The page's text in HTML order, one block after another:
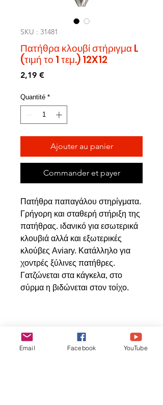
SKU : 31481
Πατήθρα κλουβί στήριγμα L
(τιμή το 1 τεμ.) 12X12
2,19 €Prix
Quantité *
Ajouter au panier
Commander et payer
Πατήθρα παπαγάλου στηρίγματα.
Γρήγορη και σταθερή στήριξη της
πατήθρας. ιδανικό για εσωτερικά
κλουβιά αλλά και εξωτερικές
κλούβες Aviary. Κατάλληλο για
χοντρές ξύλινες πατήθρες.
Γατζώνεται στα κάγκελα, στο
σύρμα η βιδώνεται στον τοίχο.
Articles
similaires
Email Facebook YouTube